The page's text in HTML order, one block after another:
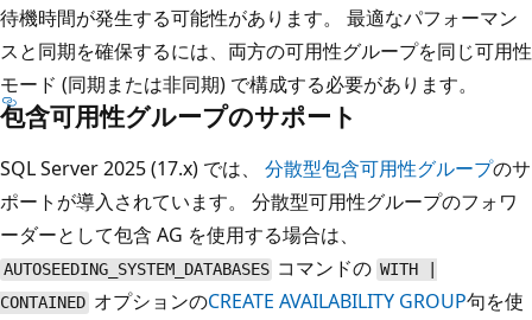
待機時間が発生する可能性があります。 最適なパフォーマン
スと同期を確保するには、両方の可用性グループを同じ可用性
モード (同期または非同期) で構成する必要があります。
包含可用性グループのサポート
SQL Server 2025 (17.x) では、 分散型包含可用性グループのサ
ポートが導入されています。 分散型可用性グループのフォワ
ーダーとして包含 AG を使用する場合は、
AUTOSEEDING_SYSTEM_DATABASES コマンドの WITH |
CONTAINED オプションのCREATE AVAILABILITY GROUP句を使